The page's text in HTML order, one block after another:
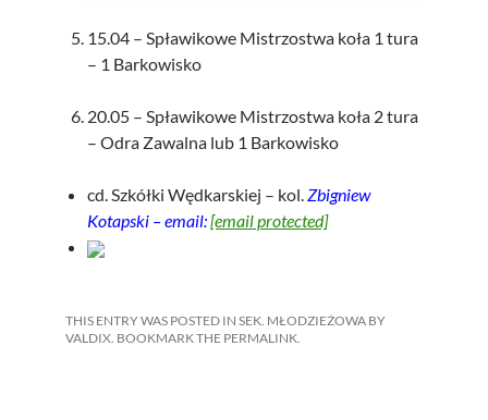
15.04 – Spławikowe Mistrzostwa koła 1 tura
– 1 Barkowisko
20.05 – Spławikowe Mistrzostwa koła 2 tura
– Odra Zawalna lub 1 Barkowisko
cd. Szkółki Wędkarskiej – kol.Zbigniew
Kotapski – email:[email protected]
THIS ENTRY WAS POSTED IN SEK. MŁODZIEŻOWA BY
VALDIX. BOOKMARK THE PERMALINK.